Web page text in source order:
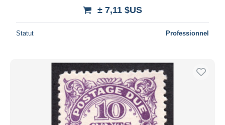
± 7,11 $US
Statut Professionnel